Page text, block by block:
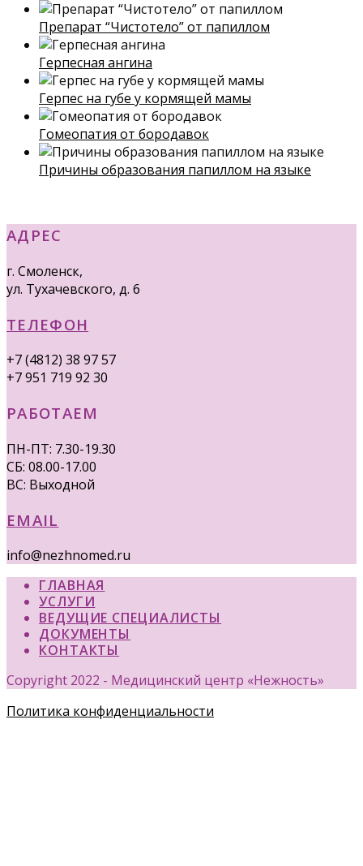
Препарат “Чистотело” от папиллом
Герпесная ангина
Герпес на губе у кормящей мамы
Гомеопатия от бородавок
Причины образования папиллом на языке
АДРЕС
г. Смоленск,
ул. Тухачевского, д. 6
ТЕЛЕФОН
+7 (4812) 38 97 57
+7 951 719 92 30
РАБОТАЕМ
ПН-ПТ: 7.30-19.30
СБ: 08.00-17.00
ВС: Выходной
EMAIL
info@nezhnomed.ru
ГЛАВНАЯ
УСЛУГИ
ВЕДУЩИЕ СПЕЦИАЛИСТЫ
ДОКУМЕНТЫ
КОНТАКТЫ
Copyright 2022 - Медицинский центр «Нежность»
Политика конфиденциальности